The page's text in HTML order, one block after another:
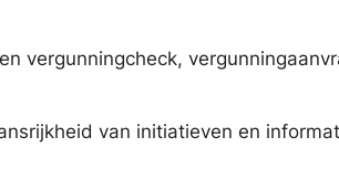
vergunningcheck,
van initiatieven en